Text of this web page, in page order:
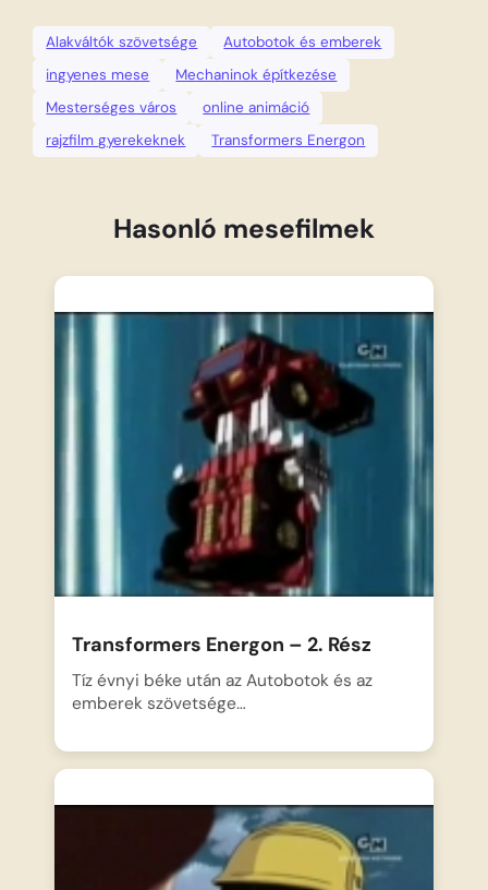
Alakváltók szövetsége
Autobotok és emberek
ingyenes mese
Mechaninok építkezése
Mesterséges város
online animáció
rajzfilm gyerekeknek
Transformers Energon
Hasonló mesefilmek
Transformers Energon – 2. Rész
Tíz évnyi béke után az Autobotok és az
emberek szövetsége…